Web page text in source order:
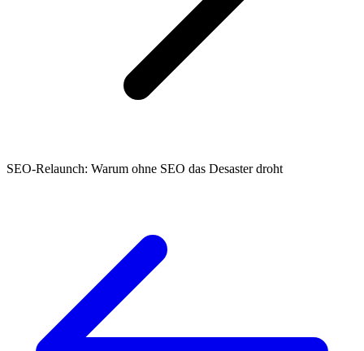
SEO-Relaunch: Warum ohne SEO das Desaster droht